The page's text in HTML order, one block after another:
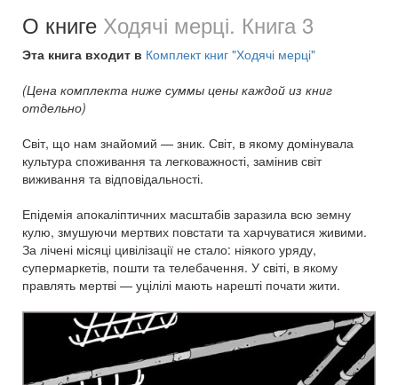
О книге Ходячі мерці. Книга 3
Эта книга входит в Комплект книг "Ходячі мерці"
(Цена комплекта ниже суммы цены каждой из книг
отдельно)
Світ, що нам знайомий — зник. Світ, в якому домінувала
культура споживання та легковажності, замінив світ
виживання та відповідальності.
Епідемія апокаліптичних масштабів заразила всю земну
кулю, змушуючи мертвих повстати та харчуватися живими.
За лічені місяці цивілізації не стало: ніякого уряду,
супермаркетів, пошти та телебачення. У світі, в якому
правлять мертві — уцілілі мають нарешті почати жити.